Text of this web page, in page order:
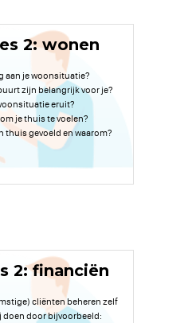
2: wonen
aan je woonsituatie?
zijn belangrijk voor je?
eruit?
je thuis te voelen?
thuis gevoeld en waarom?
2: financiën
cliënten beheren zelf
doen door bijvoorbeeld: